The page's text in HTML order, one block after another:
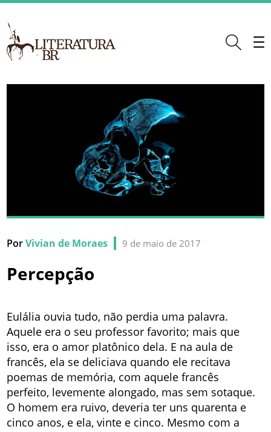
PorVivian de Moraes 9 de maio de 2017
Percepção
Eulália ouvia tudo, não perdia uma palavra.
Aquele era o seu professor favorito; mais que
isso, era o amor platônico dela. E na aula de
francês, ela se deliciava quando ele recitava
poemas de memória, com aquele francês
perfeito, levemente alongado, mas sem sotaque.
O homem era ruivo, deveria ter uns quarenta e
cinco anos, e ela, vinte e cinco. Mesmo com a